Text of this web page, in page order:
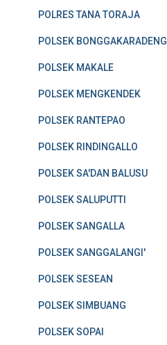
POLRES TANA TORAJA
POLSEK BONGGAKARADENG
POLSEK MAKALE
POLSEK MENGKENDEK
POLSEK RANTEPAO
POLSEK RINDINGALLO
POLSEK SA'DAN BALUSU
POLSEK SALUPUTTI
POLSEK SANGALLA
POLSEK SANGGALANGI'
POLSEK SESEAN
POLSEK SIMBUANG
POLSEK SOPAI